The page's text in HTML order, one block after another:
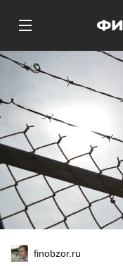
finobzor.ru